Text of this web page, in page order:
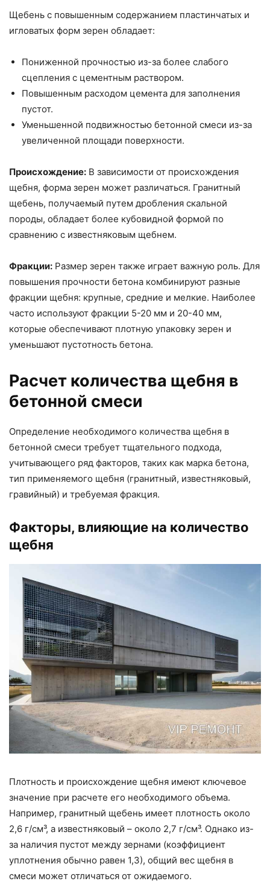
Щебень с повышенным содержанием пластинчатых и
игловатых форм зерен обладает:
Пониженной прочностью из-за более слабого
сцепления с цементным раствором.
Повышенным расходом цемента для заполнения
пустот.
Уменьшенной подвижностью бетонной смеси из-за
увеличенной площади поверхности.
Происхождение: В зависимости от происхождения
щебня, форма зерен может различаться. Гранитный
щебень, получаемый путем дробления скальной
породы, обладает более кубовидной формой по
сравнению с известняковым щебнем.
Фракции: Размер зерен также играет важную роль. Для
повышения прочности бетона комбинируют разные
фракции щебня: крупные, средние и мелкие. Наиболее
часто используют фракции 5-20 мм и 20-40 мм,
которые обеспечивают плотную упаковку зерен и
уменьшают пустотность бетона.
Расчет количества щебня в
бетонной смеси
Определение необходимого количества щебня в
бетонной смеси требует тщательного подхода,
учитывающего ряд факторов, таких как марка бетона,
тип применяемого щебня (гранитный, известняковый,
гравийный) и требуемая фракция.
Факторы, влияющие на количество
щебня
Плотность и происхождение щебня имеют ключевое
значение при расчете его необходимого объема.
Например, гранитный щебень имеет плотность около
2,6 г/см³, а известняковый – около 2,7 г/см³. Однако из-
за наличия пустот между зернами (коэффициент
уплотнения обычно равен 1,3), общий вес щебня в
смеси может отличаться от ожидаемого.